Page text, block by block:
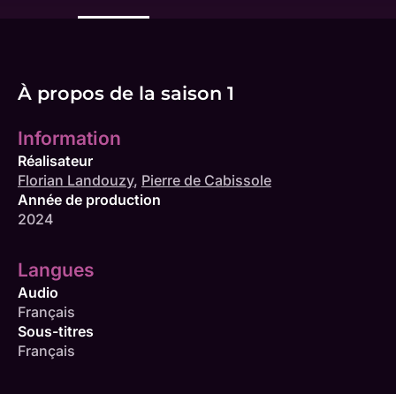
À propos de la saison 1
Information
Réalisateur
Florian Landouzy, Pierre de Cabissole
Année de production
2024
Langues
Audio
Français
Sous-titres
Français